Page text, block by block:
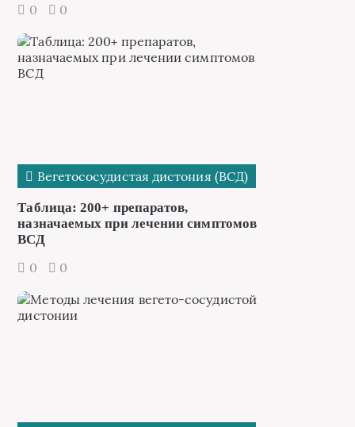
0 0
Вегетососудистая дистония (ВСД)
Таблица: 200+ препаратов,
назначаемых при лечении симптомов
ВСД
0 0